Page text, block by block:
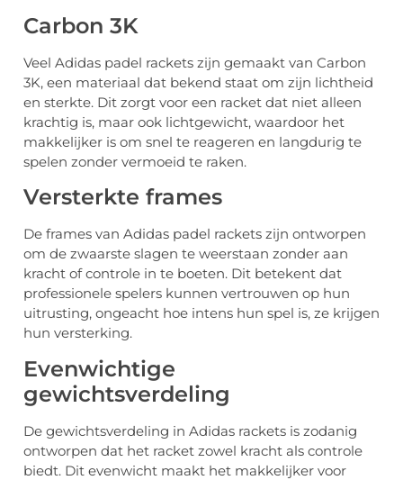
Carbon 3K
Veel Adidas padel rackets zijn gemaakt van Carbon
3K, een materiaal dat bekend staat om zijn lichtheid
en sterkte. Dit zorgt voor een racket dat niet alleen
krachtig is, maar ook lichtgewicht, waardoor het
makkelijker is om snel te reageren en langdurig te
spelen zonder vermoeid te raken.
Versterkte frames
De frames van Adidas padel rackets zijn ontworpen
om de zwaarste slagen te weerstaan zonder aan
kracht of controle in te boeten. Dit betekent dat
professionele spelers kunnen vertrouwen op hun
uitrusting, ongeacht hoe intens hun spel is, ze krijgen
hun versterking.
Evenwichtige
gewichtsverdeling
De gewichtsverdeling in Adidas rackets is zodanig
ontworpen dat het racket zowel kracht als controle
biedt. Dit evenwicht maakt het makkelijker voor